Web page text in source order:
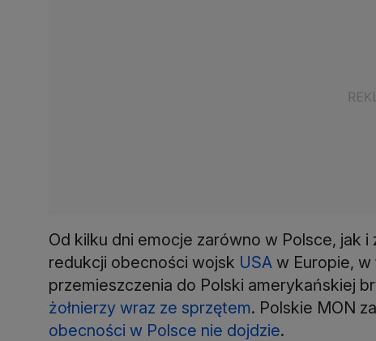
Od kilku dni emocje zarówno w Polsce, jak
redukcji obecności wojsk USA w Europie,
przemieszczenia do Polski amerykańskiej
żołnierzy wraz ze sprzętem. Polskie MON
obecności w Polsce nie dojdzie.